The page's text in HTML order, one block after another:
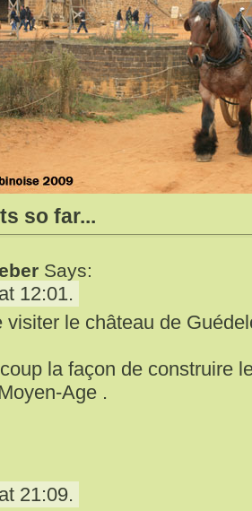
so far...
Says:
12:01.
visiter le château de
la façon de construire
Age .
21:09.